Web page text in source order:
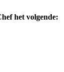
het volgende: